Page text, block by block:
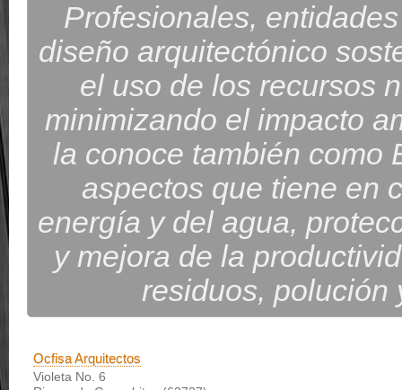
Profesionales,
diseño arquitectónico
el uso de los recursos
minimizando el impacto
la conoce también como
aspectos que tiene en
energía y del agua,
y mejora de la
residuos, polución
Ocfisa Arquitectos
Violeta No. 6